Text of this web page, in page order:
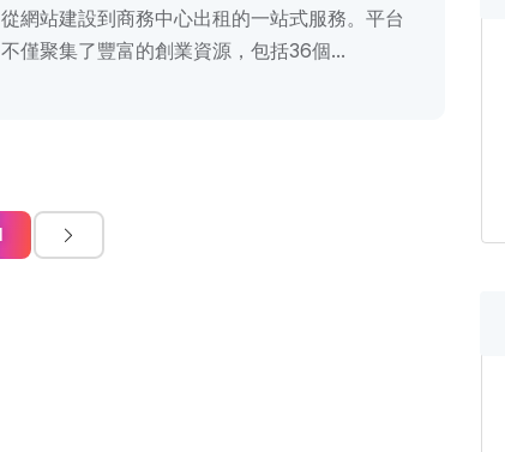
從網站建設到商務中心出租的一站式服務。平台
不僅聚集了豐富的創業資源，包括36個...